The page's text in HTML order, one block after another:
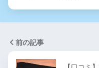
前の記事